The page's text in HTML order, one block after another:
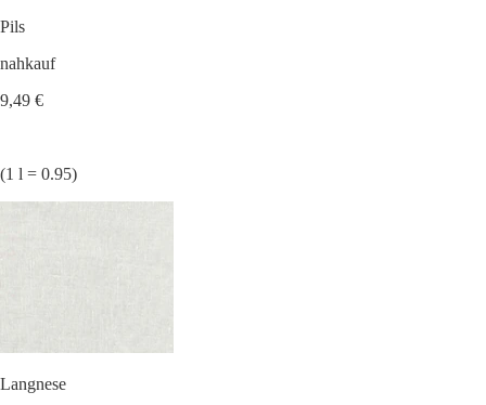
Pils
nahkauf
9,49 €
(1 l = 0.95)
Langnese